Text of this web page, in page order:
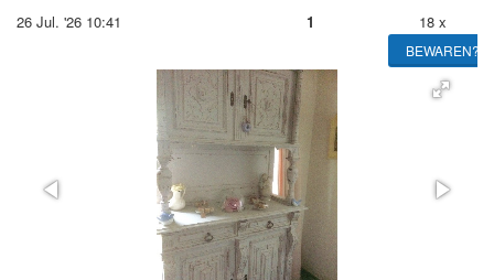
26 Jul. '26 10:41 1 18 x
BEWAREN?